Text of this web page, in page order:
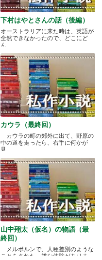
下村はやとさんの話（後編）
オーストラリアに来た時は、英語が
全然できなかったので、どこにど
ん.....
カウラ（最終回）
カウラの町の郊外に出て、野原の
中の道を走ったら、右手に何かが
見.....
山中翔太（仮名）の物語（最
終回）
メルボルンで、人種差別のような
ことをされた、嫌な体験がありま